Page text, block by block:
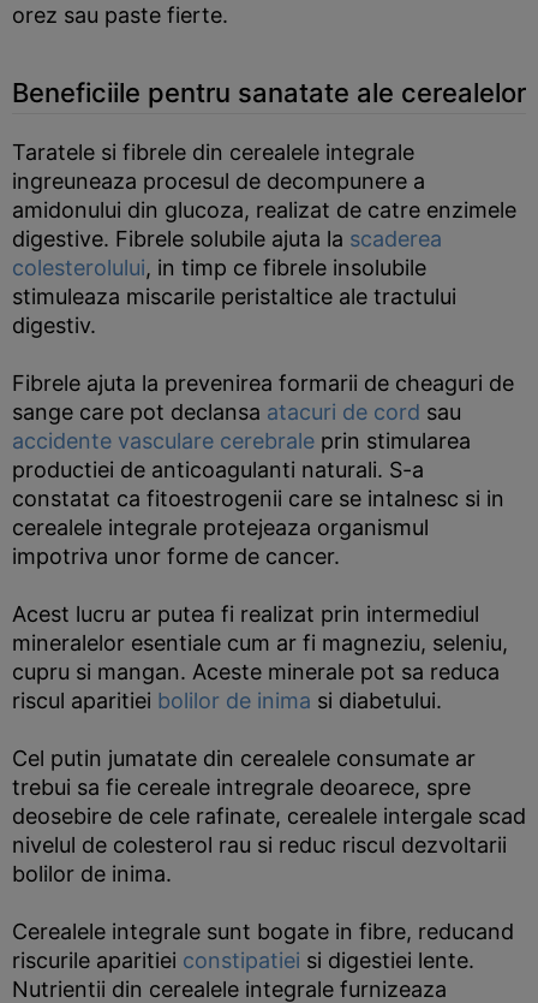
orez sau paste fierte.
Beneficiile pentru sanatate ale cerealelor
Taratele si fibrele din cerealele integrale
ingreuneaza procesul de decompunere a
amidonului din glucoza, realizat de catre enzimele
digestive. Fibrele solubile ajuta la scaderea
colesterolului, in timp ce fibrele insolubile
stimuleaza miscarile peristaltice ale tractului
digestiv.
Fibrele ajuta la prevenirea formarii de cheaguri de
sange care pot declansa atacuri de cord sau
accidente vasculare cerebrale prin stimularea
productiei de anticoagulanti naturali. S-a
constatat ca fitoestrogenii care se intalnesc si in
cerealele integrale protejeaza organismul
impotriva unor forme de cancer.
Acest lucru ar putea fi realizat prin intermediul
mineralelor esentiale cum ar fi magneziu, seleniu,
cupru si mangan. Aceste minerale pot sa reduca
riscul aparitiei bolilor de inima si diabetului.
Cel putin jumatate din cerealele consumate ar
trebui sa fie cereale intregrale deoarece, spre
deosebire de cele rafinate, cerealele intergale scad
nivelul de colesterol rau si reduc riscul dezvoltarii
bolilor de inima.
Cerealele integrale sunt bogate in fibre, reducand
riscurile aparitiei constipatiei si digestiei lente.
Nutrientii din cerealele integrale furnizeaza